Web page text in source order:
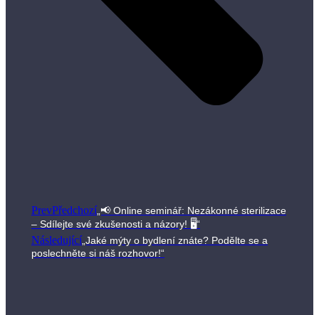
PrevPředchozí„📢 Online seminář: Nezákonné sterilizace
– Sdílejte své zkušenosti a názory! 🖥“
Následující„Jaké mýty o bydlení znáte? Podělte se a
poslechněte si náš rozhovor!“